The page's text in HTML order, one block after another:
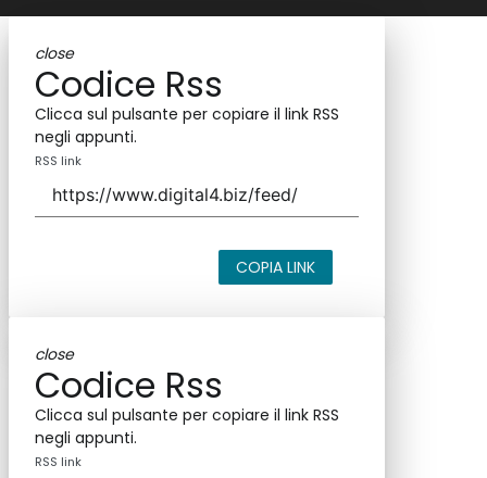
close
Codice Rss
Clicca sul pulsante per copiare il link RSS
negli appunti.
RSS link
COPIA LINK
close
Codice Rss
Clicca sul pulsante per copiare il link RSS
negli appunti.
RSS link